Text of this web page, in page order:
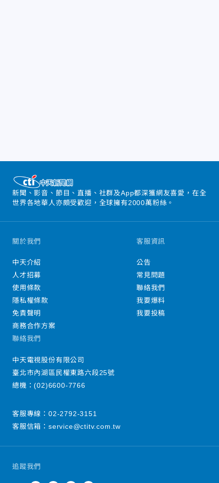
新聞、影音、節目、直播、社群及App都深獲網友喜愛，在全
世界各地華人亦頗受歡迎，全球擁有2000萬粉絲。
追蹤我們
關於我們
中天介紹
人才招募
使用條款
隱私權條款
免責聲明
商務合作方案
客服資訊
公告
常見問題
聯絡我們
我要爆料
我要投稿
聯絡我們
中天電視股份有限公司
臺北市內湖區民權東路六段25號
總機：(02)6600-7766
客服專線： 02-2792-3151
客服信箱： service@ctitv.com.tw